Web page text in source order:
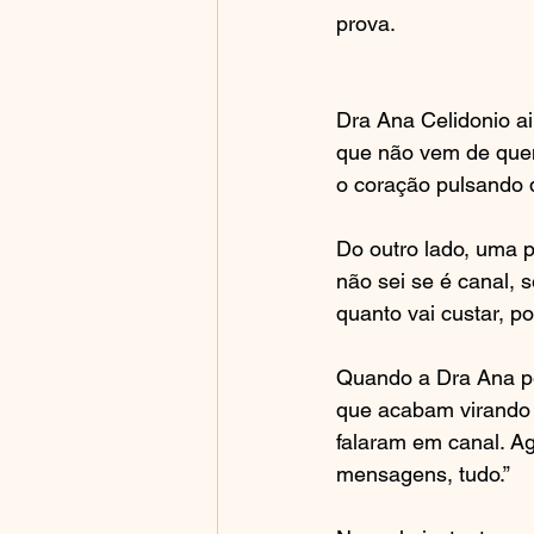
prova.
Dra Ana Celidonio
que não vem de
o coração pulsando
Do outro lado, uma
não sei se é canal,
quanto vai custar,
Quando a Dra Ana
que acabam
falaram em canal.
mensagens, tudo.”